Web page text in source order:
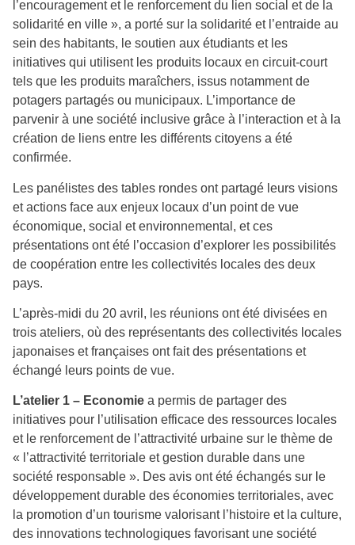
l’encouragement et le renforcement du lien social et de la
solidarité en ville », a porté sur la solidarité et l’entraide au
sein des habitants, le soutien aux étudiants et les
initiatives qui utilisent les produits locaux en circuit-court
tels que les produits maraîchers, issus notamment de
potagers partagés ou municipaux. L’importance de
parvenir à une société inclusive grâce à l’interaction et à la
création de liens entre les différents citoyens a été
confirmée.
Les panélistes des tables rondes ont partagé leurs visions
et actions face aux enjeux locaux d’un point de vue
économique, social et environnemental, et ces
présentations ont été l’occasion d’explorer les possibilités
de coopération entre les collectivités locales des deux
pays.
L’après-midi du 20 avril, les réunions ont été divisées en
trois ateliers, où des représentants des collectivités locales
japonaises et françaises ont fait des présentations et
échangé leurs points de vue.
L’atelier 1 – Economie a permis de partager des
initiatives pour l’utilisation efficace des ressources locales
et le renforcement de l’attractivité urbaine sur le thème de
« l’attractivité territoriale et gestion durable dans une
société responsable ». Des avis ont été échangés sur le
développement durable des économies territoriales, avec
la promotion d’un tourisme valorisant l’histoire et la culture,
des innovations technologiques favorisant une société